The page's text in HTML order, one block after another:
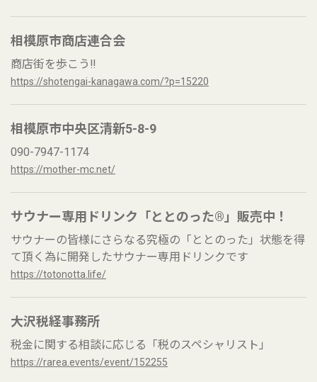
相模原市商店連合会
商店街を歩こう‼︎
https://shotengai-kanagawa.com/?p=15220
相模原市中央区清新5-8-9
090-7947-1174
https://mother-mc.net/
サウナー専用ドリンク「ととのった®」販売中！
サウナーの皆様にさらなる究極の「ととのった」状態を得
て頂く為に開発したサウナー専用ドリンクです
https://totonotta.life/
大沢税経事務所
税金に関する相談に応じる「税のスペシャリスト」
https://rarea.events/event/152255